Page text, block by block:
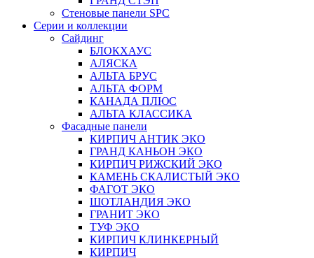
Стеновые панели SPC
Серии и коллекции
Сайдинг
БЛОКХАУС
АЛЯСКА
АЛЬТА БРУС
АЛЬТА ФОРМ
КАНАДА ПЛЮС
АЛЬТА КЛАССИКА
Фасадные панели
КИРПИЧ АНТИК ЭКО
ГРАНД КАНЬОН ЭКО
КИРПИЧ РИЖСКИЙ ЭКО
КАМЕНЬ СКАЛИСТЫЙ ЭКО
ФАГОТ ЭКО
ШОТЛАНДИЯ ЭКО
ГРАНИТ ЭКО
ТУФ ЭКО
КИРПИЧ КЛИНКЕРНЫЙ
КИРПИЧ